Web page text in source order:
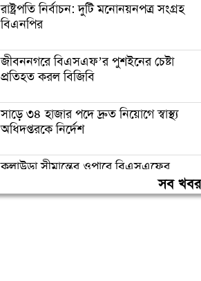
রাষ্ট্রপতি নির্বাচন: দুটি মনোনয়নপত্র সংগ্রহ
বিএনপির
জীবননগরে বিএসএফ’র পুশইনের চেষ্টা
প্রতিহত করল বিজিবি
সাড়ে ৩৪ হাজার পদে দ্রুত নিয়োগে স্বাস্থ্য
অধিদপ্তরকে নির্দেশ
কুলাউড়া সীমান্তের ওপারে বিএসএফের
সব